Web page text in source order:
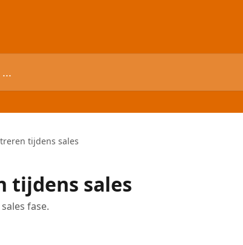
tijdens sales
tijdens sales
fase.